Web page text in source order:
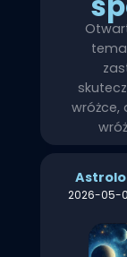
wróżce,
2026-05-